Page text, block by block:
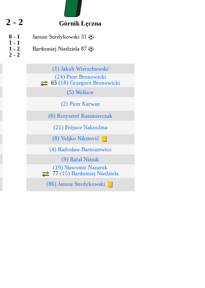
2 - 2 Górnik Łęczna
0 - 1
Janusz Surdykowski 31
1 - 1
1 - 2
Bartłomiej Niedziela 87
2 - 2
(1) Jakub Wierzchowski
(24) Piotr Bronowicki
65 (18) Grzegorz Bronowicki
(5) Wallace
(2) Piotr Karwan
(6) Krzysztof Kazimierczak
(21) Préjuce Nakoulma
(8) Veljko Nikitović
(4) Radosław Bartoszewicz
(9) Rafał Niżnik
(19) Sławomir Nazaruk
77 (15) Bartłomiej Niedziela
(86) Janusz Surdykowski